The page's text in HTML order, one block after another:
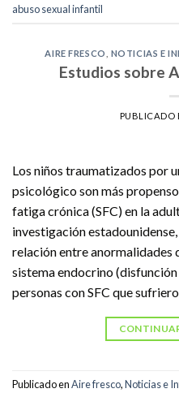
abuso sexual infantil
AIRE FRESCO NOTICIAS E
Estudios sobre
PUBLICADO
Los niños traumatizados por
psicológico son más
fatiga crónica (SFC) en la
investigación
relación entre anormalidades
sistema endocrino
personas con SFC que
Publicado enAire fresco,Noticias e